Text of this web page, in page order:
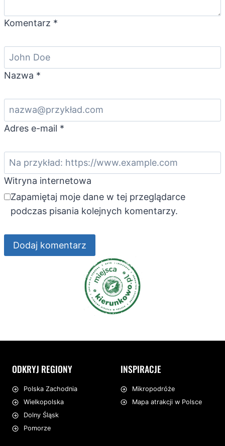
Komentarz *
Nazwa *
Adres e-mail *
Witryna internetowa
Zapamiętaj moje dane w tej przeglądarce
podczas pisania kolejnych komentarzy.
ODKRYJ REGIONY
Polska Zachodnia
Wielkopolska
Dolny Śląsk
Pomorze
INSPIRACJE
Mikropodróże
Mapa atrakcji w Polsce